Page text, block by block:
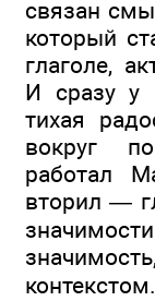
связан
который
глаголе,
И сразу у
тихая
вокруг
работал
вторил —
контекстом.